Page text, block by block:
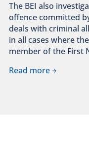
The BEI also
offence committed
deals with criminal
in all cases where
member of the First
Read more